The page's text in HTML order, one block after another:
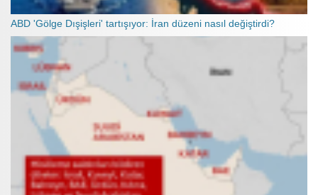
ABD 'Gölge Dışişleri' tartışıyor: İran düzeni nasıl değiştirdi?